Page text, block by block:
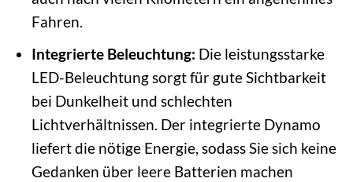
Fahren.
Integrierte Beleuchtung: Die leistungsstarke
LED-Beleuchtung sorgt für gute Sichtbarkeit
bei Dunkelheit und schlechten
Lichtverhältnissen. Der integrierte Dynamo
liefert die nötige Energie, sodass Sie sich keine
Gedanken über leere Batterien machen